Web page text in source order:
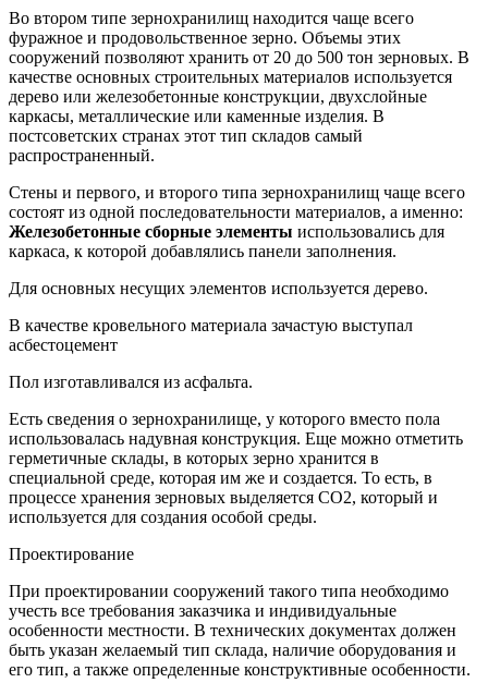
Во втором типе зернохранилищ находится чаще всего
фуражное и продовольственное зерно. Объемы этих
сооружений позволяют хранить от 20 до 500 тон зерновых. В
качестве основных строительных материалов используется
дерево или железобетонные конструкции, двухслойные
каркасы, металлические или каменные изделия. В
постсоветских странах этот тип складов самый
распространенный.
Стены и первого, и второго типа зернохранилищ чаще всего
состоят из одной последовательности материалов, а именно:
Железобетонные сборные элементы использовались для
каркаса, к которой добавлялись панели заполнения.
Для основных несущих элементов используется дерево.
В качестве кровельного материала зачастую выступал
асбестоцемент
Пол изготавливался из асфальта.
Есть сведения о зернохранилище, у которого вместо пола
использовалась надувная конструкция. Еще можно отметить
герметичные склады, в которых зерно хранится в
специальной среде, которая им же и создается. То есть, в
процессе хранения зерновых выделяется СО2, который и
используется для создания особой среды.
Проектирование
При проектировании сооружений такого типа необходимо
учесть все требования заказчика и индивидуальные
особенности местности. В технических документах должен
быть указан желаемый тип склада, наличие оборудования и
его тип, а также определенные конструктивные особенности.